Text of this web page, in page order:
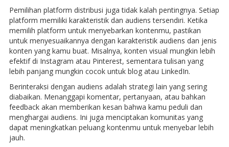
Pemilihan platform distribusi juga tidak kalah pentingnya. Setiap
platform memiliki karakteristik dan audiens tersendiri. Ketika
memilih platform untuk menyebarkan kontenmu, pastikan
untuk menyesuaikannya dengan karakteristik audiens dan jenis
konten yang kamu buat. Misalnya, konten visual mungkin lebih
efektif di Instagram atau Pinterest, sementara tulisan yang
lebih panjang mungkin cocok untuk blog atau LinkedIn.
Berinteraksi dengan audiens adalah strategi lain yang sering
diabaikan. Menanggapi komentar, pertanyaan, atau bahkan
feedback akan memberikan kesan bahwa kamu peduli dan
menghargai audiens. Ini juga menciptakan komunitas yang
dapat meningkatkan peluang kontenmu untuk menyebar lebih
jauh.